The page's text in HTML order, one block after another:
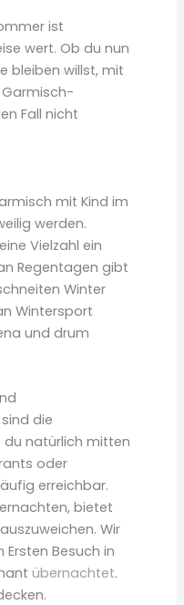
ist
wert. Ob du nun
bleiben willst, mit
Fall nicht
mit Kind im
werden.
Vielzahl ein
Regentagen gibt
Winter
Wintersport
und drum
die
du natürlich mitten
oder
erreichbar.
bietet
Wir
Besuch in
übernachtet.